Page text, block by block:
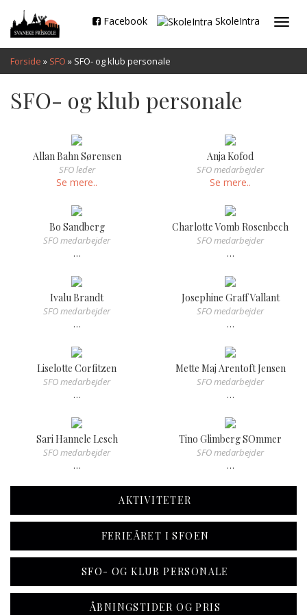
Facebook SkoleIntra
Forside » SFO » SFO- og klub personale
SFO- og klub personale
Allan Bahn Sørensen
SFO leder
Se mere..
Anja Kofod
SFO medarbejder
Se mere..
Bo Sandberg
SFO medarbejder
…
Charlotte Vomb Rosenbech
SFO medarbejder
…
Ivalu Brandt
SFO medarbejder
…
Josephine Graff Vallant
SFO medarbejder
…
Liselotte Corfitzen
SFO medarbejder
…
Mette Maj Arentoft Jensen
SFO medarbejder
…
Sari Hannele Lesch
SFO medarbejder
…
Tino Glimberg SOmmer
SFO medarbejder
…
AKTIVITETER
FERIEÅRET I SFOEN
SFO- OG KLUB PERSONALE
ÅBNINGSTIDER OG PRIS